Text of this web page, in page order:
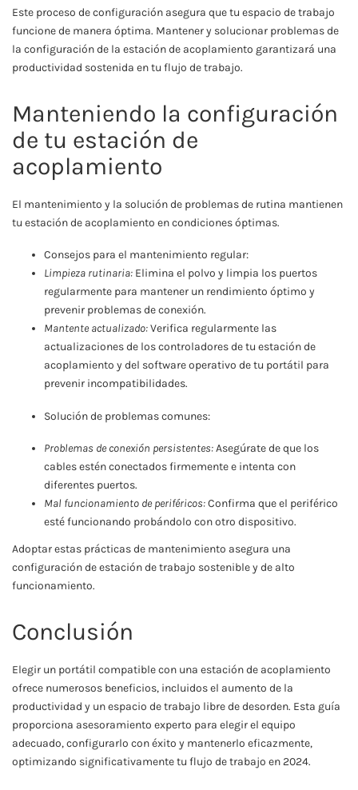
Este proceso de configuración asegura que tu espacio de trabajo
funcione de manera óptima. Mantener y solucionar problemas de
la configuración de la estación de acoplamiento garantizará una
productividad sostenida en tu flujo de trabajo.
Manteniendo la configuración
de tu estación de
acoplamiento
El mantenimiento y la solución de problemas de rutina mantienen
tu estación de acoplamiento en condiciones óptimas.
Consejos para el mantenimiento regular:
Limpieza rutinaria: Elimina el polvo y limpia los puertos
regularmente para mantener un rendimiento óptimo y
prevenir problemas de conexión.
Mantente actualizado:Verifica regularmente las
actualizaciones de los controladores de tu estación de
acoplamiento y del software operativo de tu portátil para
prevenir incompatibilidades.
Solución de problemas comunes:
Problemas de conexión persistentes:Asegúrate de que los
cables estén conectados firmemente e intenta con
diferentes puertos.
Mal funcionamiento de periféricos:Confirma que el periférico
esté funcionando probándolo con otro dispositivo.
Adoptar estas prácticas de mantenimiento asegura una
configuración de estación de trabajo sostenible y de alto
funcionamiento.
Conclusión
Elegir un portátil compatible con una estación de acoplamiento
ofrece numerosos beneficios, incluidos el aumento de la
productividad y un espacio de trabajo libre de desorden. Esta guía
proporciona asesoramiento experto para elegir el equipo
adecuado, configurarlo con éxito y mantenerlo eficazmente,
optimizando significativamente tu flujo de trabajo en 2024.